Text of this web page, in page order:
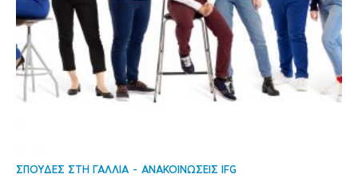
ΣΠΟΥΔΕΣ ΣΤΗ ΓΑΛΛΙΑ ΑΝΑΚΟΙΝΩΣΕΙΣ IFG